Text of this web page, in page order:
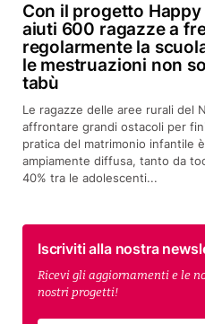
Con il progetto Happy
aiuti 600 ragazze a
regolarmente la
le mestruazioni non
tabù
Le ragazze delle aree rurali del
affrontare grandi ostacoli per
pratica del matrimonio infantile
ampiamente diffusa, tanto da
40% tra le adolescenti...
Iscriviti alla nostra
Ricevi gli aggiornamenti e le
nostri progetti!